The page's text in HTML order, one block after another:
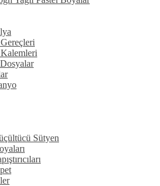
Sütyen